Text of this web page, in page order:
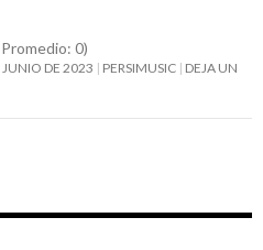
Promedio: 0)
JUNIO DE 2023 PERSIMUSIC DEJA UN